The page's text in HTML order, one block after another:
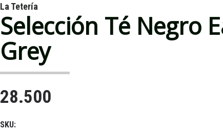
La Tetería
Selección Té Negro
Grey
28.500
SKU: